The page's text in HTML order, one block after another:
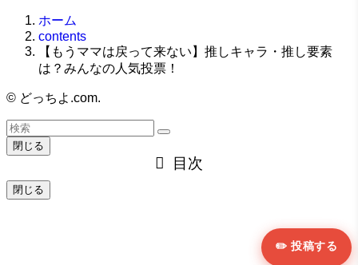
ホーム
contents
【もうママは戻って来ない】推しキャラ・推し要素
は？みんなの人気投票！
© どっちよ.com.
閉じる
目次
閉じる
✏️ 投稿する